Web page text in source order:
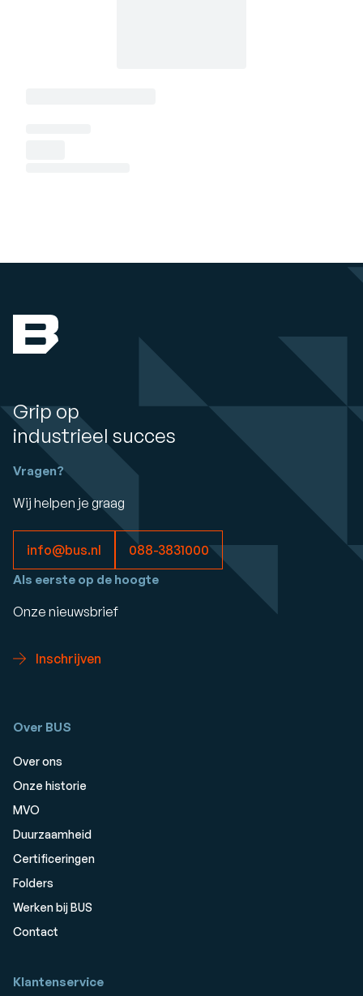
Grip op
industrieel succes
Vragen?
Wij helpen je graag
info@bus.nl 088-3831000
Als eerste op de hoogte
Onze nieuwsbrief
Inschrijven
Over BUS
Over ons
Onze historie
MVO
Duurzaamheid
Certificeringen
Folders
Werken bij BUS
Contact
Klantenservice